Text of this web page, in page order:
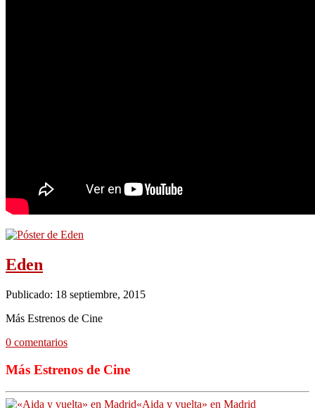
Eden
Publicado: 18 septiembre, 2015
Más Estrenos de Cine
0 comentarios
Más Estrenos de Cine
«Aida y vuelta» en Madrid